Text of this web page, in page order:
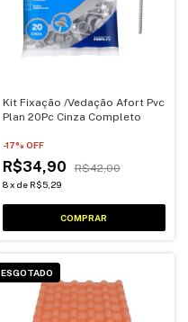
Kit Fixação /Vedação Afort Pvc
Plan 20Pc Cinza Completo
-17% OFF
R$34,90 R$42,00
8 x de R$5,29
ESGOTADO